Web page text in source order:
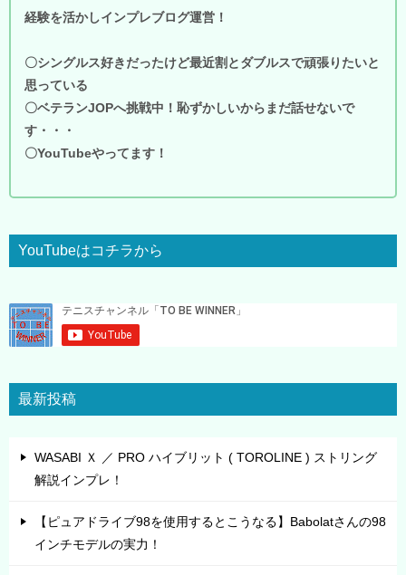
経験を活かしインプレブログ運営！
〇シングルス好きだったけど最近割とダブルスで頑張りたいと
思っている
〇ベテランJOPへ挑戦中！恥ずかしいからまだ話せないで
す・・・
〇YouTubeやってます！
YouTubeはコチラから
最新投稿
WASABI Ｘ ／ PRO ハイブリット ( TOROLINE ) ストリング
解説インプレ！
【ピュアドライブ98を使用するとこうなる】Babolatさんの98
インチモデルの実力！